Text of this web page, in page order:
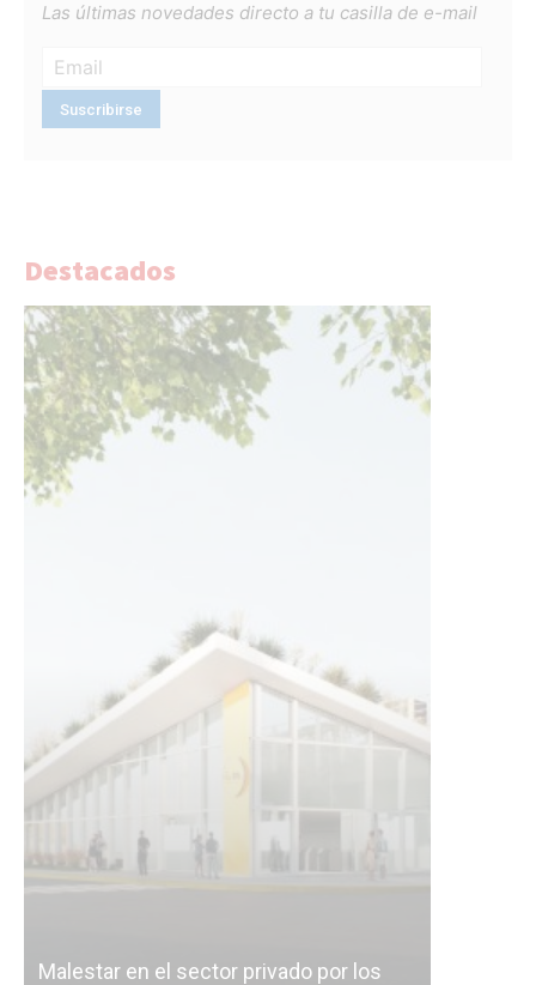
Las últimas novedades directo a tu casilla de e-mail
Destacados
Malestar en el sector privado por los